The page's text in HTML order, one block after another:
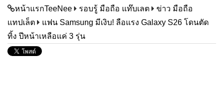
หน้าแรกTeeNee รอบรู้ มือถือ แท๊บเลต
ข่าว มือถือ
แทปเล็ต
แฟน Samsung มีเงิบ! ลือแรง Galaxy S26 โดนตัด
ทิ้ง ปีหน้าเหลือแค่ 3 รุ่น